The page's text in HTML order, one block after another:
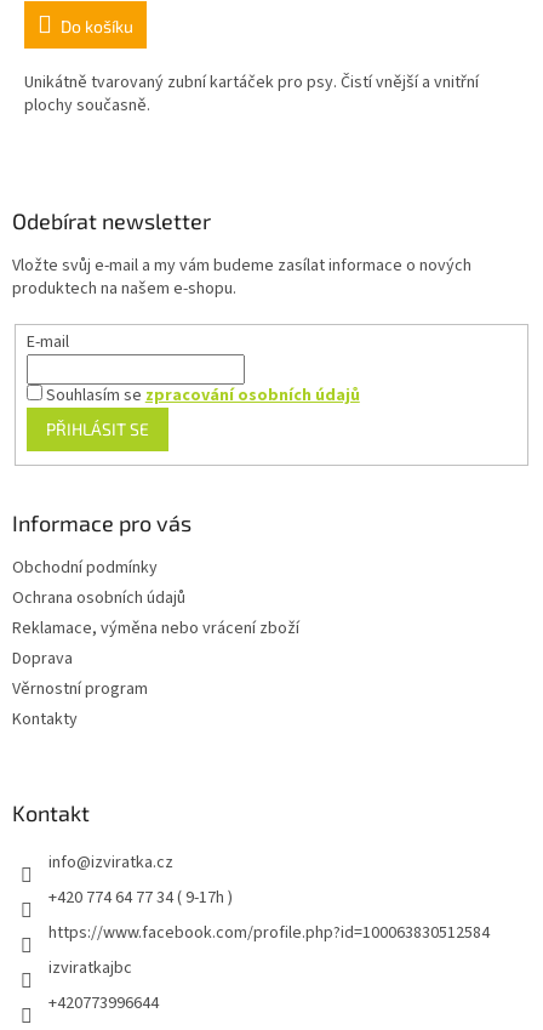
Do košíku
Unikátně tvarovaný zubní kartáček pro psy. Čistí vnější a vnitřní
plochy současně.
Odebírat newsletter
Vložte svůj e-mail a my vám budeme zasílat informace o nových
produktech na našem e-shopu.
E-mail
Souhlasím sezpracování osobních údajů
PŘIHLÁSIT SE
Informace pro vás
Obchodní podmínky
Ochrana osobních údajů
Reklamace, výměna nebo vrácení zboží
Doprava
Věrnostní program
Kontakty
Kontakt
info@izviratka.cz
+420 774 64 77 34 ( 9-17h )
https://www.facebook.com/profile.php?id=100063830512584
izviratkajbc
+420773996644